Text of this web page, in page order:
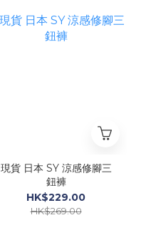
現貨 日本 SY 涼感修腳三
鈕褲
HK$229.00
HK$269.00